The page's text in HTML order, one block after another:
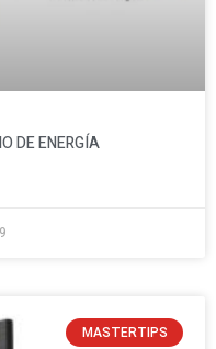
DE ENERGÍA
MASTERTIPS